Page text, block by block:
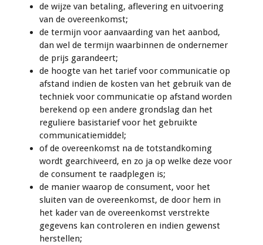
de wijze van betaling, aflevering en uitvoering
van de overeenkomst;
de termijn voor aanvaarding van het aanbod,
dan wel de termijn waarbinnen de ondernemer
de prijs garandeert;
de hoogte van het tarief voor communicatie op
afstand indien de kosten van het gebruik van de
techniek voor communicatie op afstand worden
berekend op een andere grondslag dan het
reguliere basistarief voor het gebruikte
communicatiemiddel;
of de overeenkomst na de totstandkoming
wordt gearchiveerd, en zo ja op welke deze voor
de consument te raadplegen is;
de manier waarop de consument, voor het
sluiten van de overeenkomst, de door hem in
het kader van de overeenkomst verstrekte
gegevens kan controleren en indien gewenst
herstellen;